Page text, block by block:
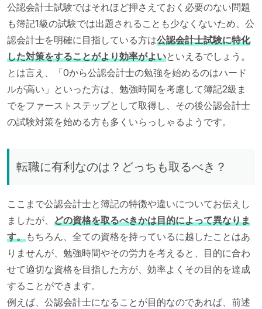
公認会計士試験ではそれほど押さえておく必要のない問題
も簿記1級の試験では出題されることも少なくないため、公
認会計士を明確に目指している方は公認会計士試験に特化
した対策をすることがより効率がよいといえるでしょう。
とは言え、「0から公認会計士の勉強を始めるのはハード
ルが高い」といった方は、勉強時間を考慮して簿記2級ま
でをファーストステップとして取得し、その後公認会計士
の試験対策を始める方も多くいらっしゃるようです。
転職に有利なのは？どっちも取るべき？
ここまで公認会計士と簿記の特徴や違いについてお伝えし
ましたが、 どの資格を取るべきかは目的によって異なりま
す。もちろん、全ての資格を持っているに越したことはあ
りませんが、勉強時間やその労力を考えると、目的に合わ
せて適切な資格を目指した方が、効率よくその目的を達成
することができます。
例えば、公認会計士になることが目的なのであれば、前述